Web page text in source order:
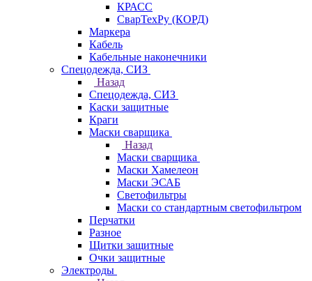
КРАСС
СварТехРу (КОРД)
Маркера
Кабель
Кабельные наконечники
Спецодежда, СИЗ
Назад
Спецодежда, СИЗ
Каски защитные
Краги
Маски сварщика
Назад
Маски сварщика
Маски Хамелеон
Маски ЭСАБ
Светофильтры
Маски со стандартным светофильтром
Перчатки
Разное
Щитки защитные
Очки защитные
Электроды